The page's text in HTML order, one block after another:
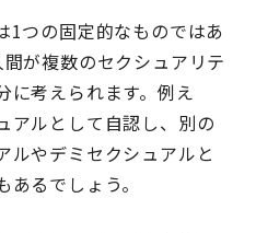
1つの固定的なものではあ
が複数のセクシュアリテ
に考えられます。例え
アルとして自認し、別の
ルやデミセクシュアルと
るでしょう。